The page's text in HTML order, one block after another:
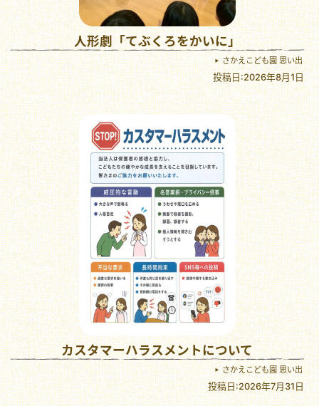
人形劇「てぶくろをかいに」
さかえこども園 思い出
投稿日:2026年8月1日
カスタマーハラスメントについて
さかえこども園 思い出
投稿日:2026年7月31日